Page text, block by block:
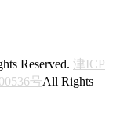
Reserved. 津ICP
号All Rights